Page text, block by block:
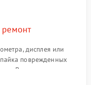
дисплея или
поврежденных
Восстановление
элементов